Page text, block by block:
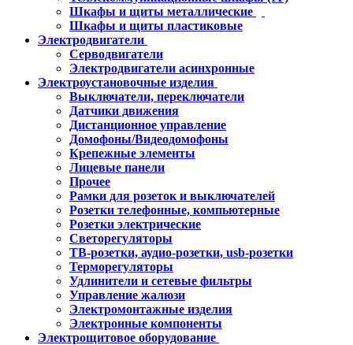
Шкафы и щиты металлические
Шкафы и щиты пластиковые
Электродвигатели
Серводвигатели
Электродвигатели асинхронные
Электроустановочные изделия
Выключатели, переключатели
Датчики движения
Дистанционное управление
Домофоны/Видеодомофоны
Крепежные элементы
Лицевые панели
Прочее
Рамки для розеток и выключателей
Розетки телефонные, компьютерные
Розетки электрические
Светорегуляторы
ТВ-розетки, аудио-розетки, usb-розетки
Терморегуляторы
Удлинители и сетевые фильтры
Управление жалюзи
Электромонтажные изделия
Электронные компоненты
Электрощитовое оборудование